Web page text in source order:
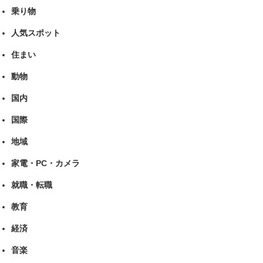
乗り物
人気スポット
住まい
動物
国内
国際
地域
家電・PC・カメラ
就職・転職
教育
経済
音楽